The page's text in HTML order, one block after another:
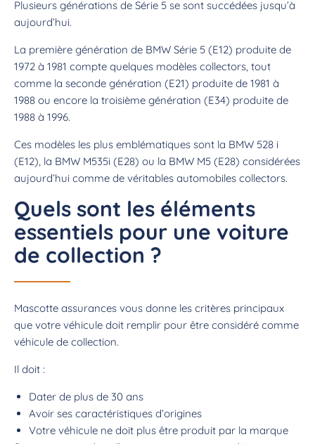
Plusieurs générations de Série 5 se sont succédées jusqu’à
aujourd’hui.
La première génération de BMW Série 5 (E12) produite de
1972 à 1981 compte quelques modèles collectors, tout
comme la seconde génération (E21) produite de 1981 à
1988 ou encore la troisième génération (E34) produite de
1988 à 1996.
Ces modèles les plus emblématiques sont la BMW 528 i
(E12), la BMW M535i (E28) ou la BMW M5 (E28) considérées
aujourd’hui comme de véritables automobiles collectors.
Quels sont les éléments
essentiels pour une voiture
de collection ?
Mascotte assurances vous donne les critères principaux
que votre véhicule doit remplir pour être considéré comme
véhicule de collection.
Il doit :
Dater de plus de 30 ans
Avoir ses caractéristiques d’origines
Votre véhicule ne doit plus être produit par la marque